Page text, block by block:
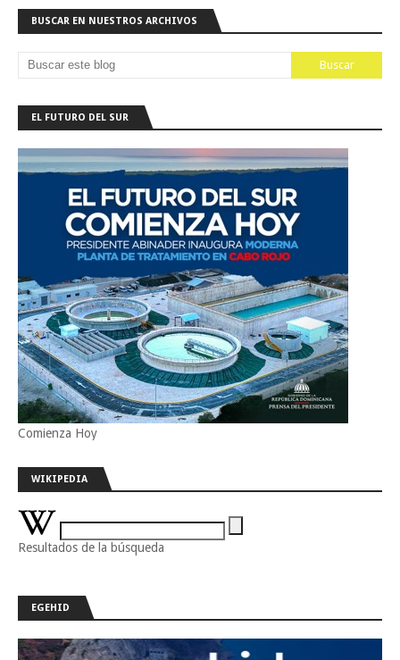
BUSCAR EN NUESTROS ARCHIVOS
EL FUTURO DEL SUR
Comienza Hoy
WIKIPEDIA
Resultados de la búsqueda
EGEHID